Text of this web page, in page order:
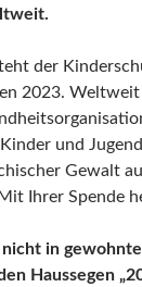
der
2023.
und
Gewalt
Ihrer Spende
in
Haussegen